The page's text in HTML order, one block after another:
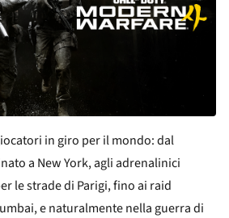
in giro per il mondo: dal
a New York, agli adrenalinici
le strade di Parigi, fino ai raid
e naturalmente nella guerra di